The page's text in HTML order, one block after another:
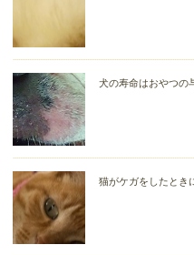
犬の寿命はおやつの
猫がケガをしたとき